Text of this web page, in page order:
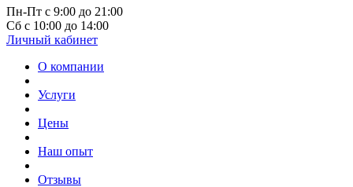
Пн-Пт с 9:00 до 21:00
Сб с 10:00 до 14:00
Личный кабинет
О компании
Услуги
Цены
Наш опыт
Отзывы